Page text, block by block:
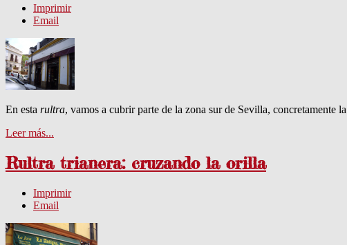
Imprimir
Email
En esta rultra, vamos a cubrir parte de la zona sur de Sevilla, concretamente la
Leer más...
Rultra trianera: cruzando la orilla
Imprimir
Email